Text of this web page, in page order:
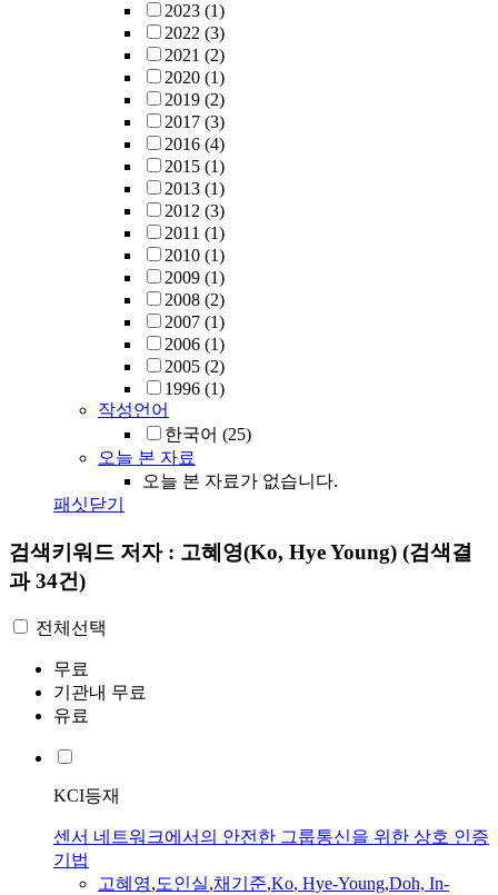
2023 (1)
2022 (3)
2021 (2)
2020 (1)
2019 (2)
2017 (3)
2016 (4)
2015 (1)
2013 (1)
2012 (3)
2011 (1)
2010 (1)
2009 (1)
2008 (2)
2007 (1)
2006 (1)
2005 (2)
1996 (1)
작성언어
한국어 (25)
오늘 본 자료
오늘 본 자료가 없습니다.
패싯닫기
검색키워드 저자 : 고혜영(Ko, Hye Young) (검색결
과 34건)
전체선택
무료
기관내 무료
유료
KCI등재
센서 네트워크에서의 안전한 그룹통신을 위한 상호 인증
기법
고혜영,도인실,채기준,Ko, Hye-Young,Doh, In-